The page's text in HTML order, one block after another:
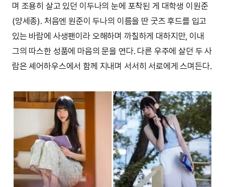
며 조용히 살고 있던 이두나의 눈에 포착된 게 대학생 이원준
(양세종). 처음엔 원준이 두나의 이름을 딴 굿즈 후드를 입고
있는 바람에 사생팬이라 오해하며 까칠하게 대하지만, 이내
그의 따스한 성품에 마음의 문을 연다. 다른 우주에 살던 두 사
람은 셰어하우스에서 함께 지내며 서서히 서로에게 스며든다.